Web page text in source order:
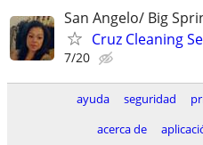
San Angelo/ Big
Cruz Cleaning
7/20
ayuda seguridad
acerca de